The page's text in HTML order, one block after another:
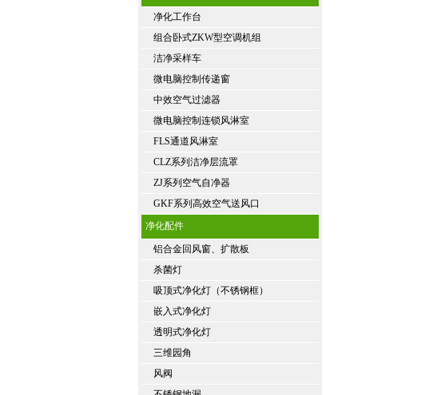
净化工作台
组合卧式ZKW型空调机组
洁净采样车
微电脑控制传递窗
中效空气过滤器
微电脑控制连锁风淋室
FLS通道风淋室
CLZ系列洁净层流罩
ZJ系列空气自净器
GKF系列高效空气送风口
净化配件
铝合金回风窗、扩散板
杀菌灯
吸顶式净化灯（不锈钢框）
嵌入式净化灯
透明式净化灯
三维园角
风阀